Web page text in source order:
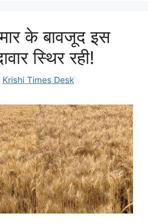
के बावजूद इस
स्थिर रही!
Krishi Times Desk